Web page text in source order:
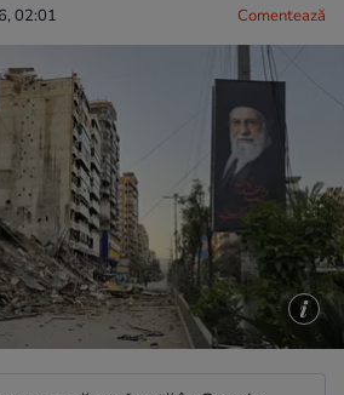
02:01 Comentează